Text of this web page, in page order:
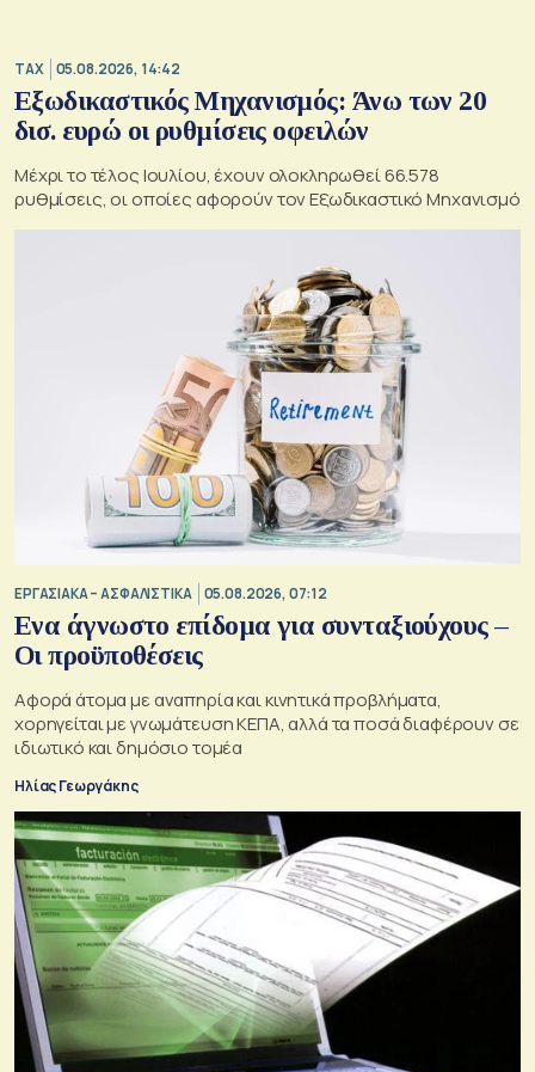
TAX 05.08.2026, 14:42
Εξωδικαστικός Μηχανισμός: Άνω των 20
δισ. ευρώ οι ρυθμίσεις οφειλών
Μέχρι το τέλος Ιουλίου, έχουν ολοκληρωθεί 66.578
ρυθμίσεις, οι οποίες αφορούν τον Εξωδικαστικό Μηχανισμό
ΕΡΓΑΣΙΑΚΑ – ΑΣΦΑΛΙΣΤΙΚΑ 05.08.2026, 07:12
Ενα άγνωστο επίδομα για συνταξιούχους –
Οι προϋποθέσεις
Αφορά άτομα με αναπηρία και κινητικά προβλήματα,
χορηγείται με γνωμάτευση ΚΕΠΑ, αλλά τα ποσά διαφέρουν σε
ιδιωτικό και δημόσιο τομέα
Ηλίας Γεωργάκης